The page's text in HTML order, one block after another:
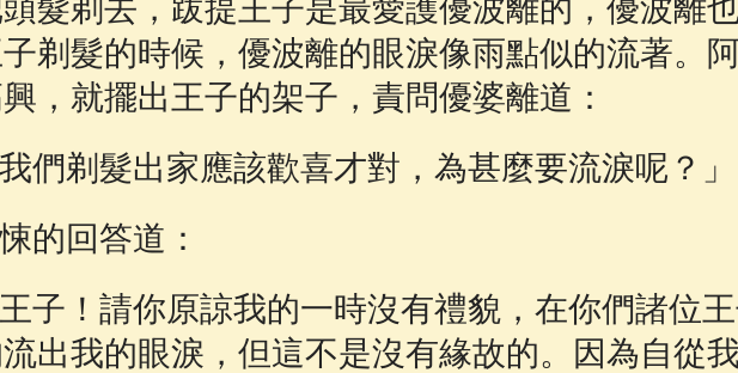
髮剃去，跋提王子是最愛護優波離的，優波離
剃髮的時候，優波離的眼淚像雨點似的流著。
，就擺出王子的架子，責問優婆離道：
剃髮出家應該歡喜才對，為甚麼要流淚呢？」
回答道：
！請你原諒我的一時沒有禮貌，在你們諸位王
出我的眼淚，但這不是沒有緣故的。因為自從